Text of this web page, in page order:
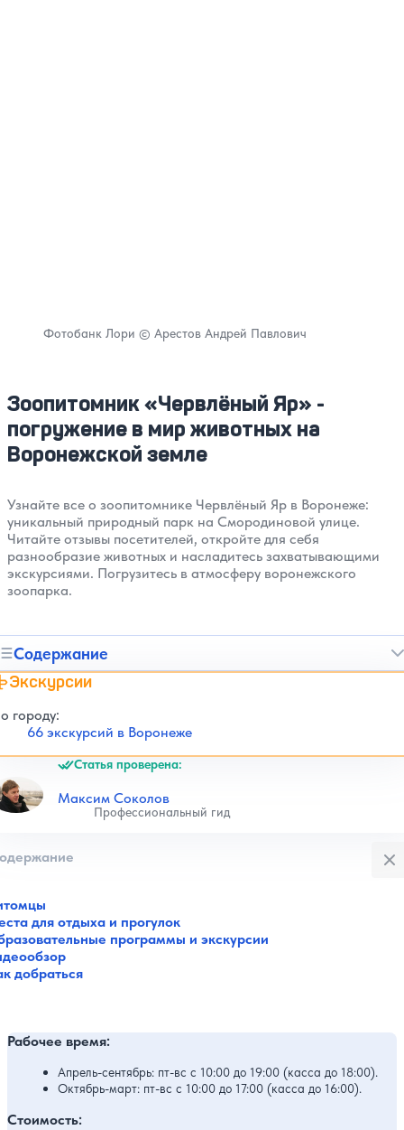
Зоопитомник «Червлёный Яр» -
погружение в мир животных на
Воронежской земле
Узнайте все о зоопитомнике Червлёный Яр в Воронеже:
уникальный природный парк на Смородиновой улице.
Читайте отзывы посетителей, откройте для себя
разнообразие животных и насладитесь захватывающими
экскурсиями. Погрузитесь в атмосферу воронежского
зоопарка.
Содержание
Экскурсии
городу:
66 экскурсий в Воронеже
Статья проверена:
Максим Соколов
Профессиональный гид
для отдыха и прогулок
программы и экскурсии
добраться
Фотобанк Лори © Арестов Андрей Павлович
Рабочее время:
Апрель-сентябрь: пт-вс с 10:00 до 19:00 (касса до 18:00).
Октябрь-март: пт-вс с 10:00 до 17:00 (касса до 16:00).
Стоимость: